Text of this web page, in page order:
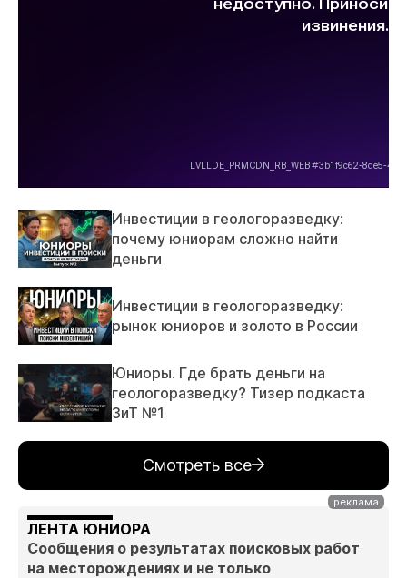
Инвестиции в геологоразведку:
почему юниорам сложно найти
деньги
Инвестиции в геологоразведку:
рынок юниоров и золото в России
Юниоры. Где брать деньги на
геологоразведку? Тизер подкаста
ЗиТ №1
Смотреть все
ЛЕНТА ЮНИОРА
Сообщения о результатах поисковых работ
на месторождениях и не только